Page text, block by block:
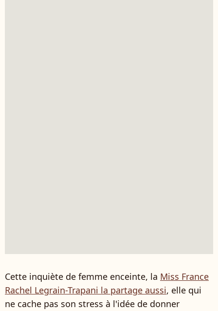
Cette inquiète de femme enceinte, la Miss France
Rachel Legrain-Trapani la partage aussi, elle qui
ne cache pas son stress à l'idée de donner